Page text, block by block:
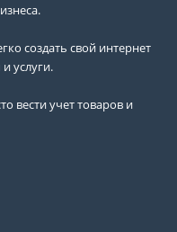
создать свой интернет
услуги.
вести учет товаров и